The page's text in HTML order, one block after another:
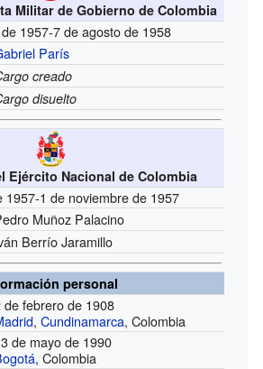
Militar de Gobierno de Colombia
1957-7 de agosto de 1958
París
creado
disuelto
Ejército Nacional de Colombia
1957-1 de noviembre de 1957
Muñoz Palacino
Berrío Jaramillo
personal
de febrero de 1908
,Cundinamarca, Colombia
de mayo de 1990
, Colombia